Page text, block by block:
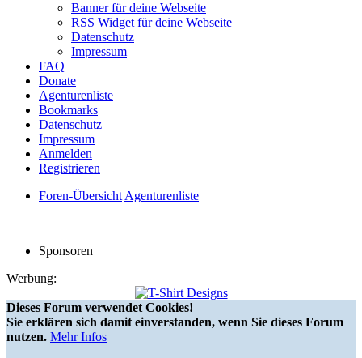
Banner für deine Webseite
RSS Widget für deine Webseite
Datenschutz
Impressum
FAQ
Donate
Agenturenliste
Bookmarks
Datenschutz
Impressum
Anmelden
Registrieren
Foren-ÜbersichtAgenturenliste
Sponsoren
Werbung:
Dieses Forum verwendet Cookies!
Sie erklären sich damit einverstanden, wenn Sie dieses Forum
nutzen. Mehr Infos